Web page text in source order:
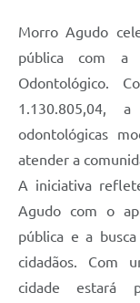
Morro Agudo
pública com a
Odontológico.
1.130.805,04,
odontológicas
atender a
A iniciativa
Agudo com o
pública e a
cidadãos. Com
cidade estará